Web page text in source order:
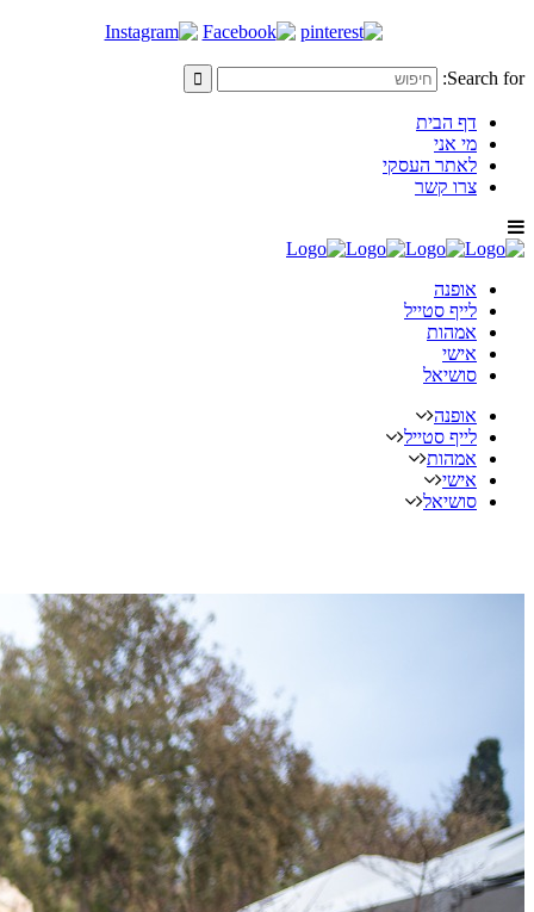
Search for:
דף הבית
מי אני
לאתר העסקי
צרו קשר
אופנה
לייף סטייל
אמהות
אישי
סושיאל
אופנה
לייף סטייל
אמהות
אישי
סושיאל